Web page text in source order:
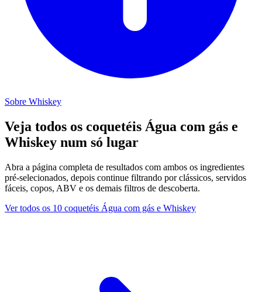
Sobre Whiskey
Veja todos os coquetéis Água com gás e
Whiskey num só lugar
Abra a página completa de resultados com ambos os ingredientes
pré-selecionados, depois continue filtrando por clássicos, servidos
fáceis, copos, ABV e os demais filtros de descoberta.
Ver todos os 10 coquetéis Água com gás e Whiskey